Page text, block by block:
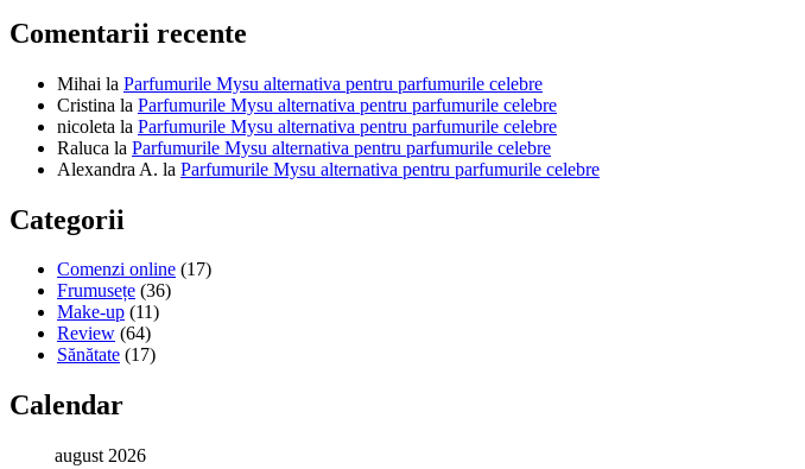
corp
apa
de
cocos
si
flori
de
Comentarii recente
Mihai la Parfumurile Mysu alternativa pentru parfumurile celebre
Cristina la Parfumurile Mysu alternativa pentru parfumurile celebre
nicoleta la Parfumurile Mysu alternativa pentru parfumurile celebre
Raluca la Parfumurile Mysu alternativa pentru parfumurile celebre
Alexandra A. la Parfumurile Mysu alternativa pentru parfumurile celebre
Categorii
Comenzi online (17)
Frumusețe (36)
Make-up (11)
Review (64)
Sănătate (17)
Calendar
august 2026